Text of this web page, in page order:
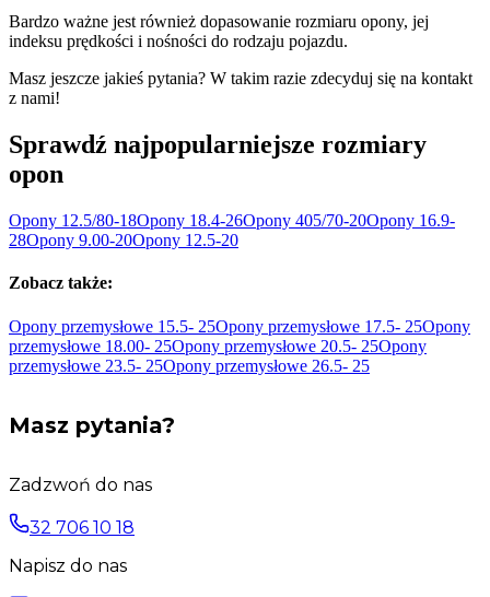
Bardzo ważne jest również dopasowanie rozmiaru opony, jej
indeksu prędkości i nośności do rodzaju pojazdu.
Masz jeszcze jakieś pytania? W takim razie zdecyduj się na kontakt
z nami!
Sprawdź najpopularniejsze rozmiary
opon
Opony 12.5/80-18Opony 18.4-26Opony 405/70-20Opony 16.9-
28Opony 9.00-20Opony 12.5-20
Zobacz także:
Opony przemysłowe 15.5- 25Opony przemysłowe 17.5- 25Opony
przemysłowe 18.00- 25Opony przemysłowe 20.5- 25Opony
przemysłowe 23.5- 25Opony przemysłowe 26.5- 25
Masz pytania?
Zadzwoń do nas
32 706 10 18
Napisz do nas